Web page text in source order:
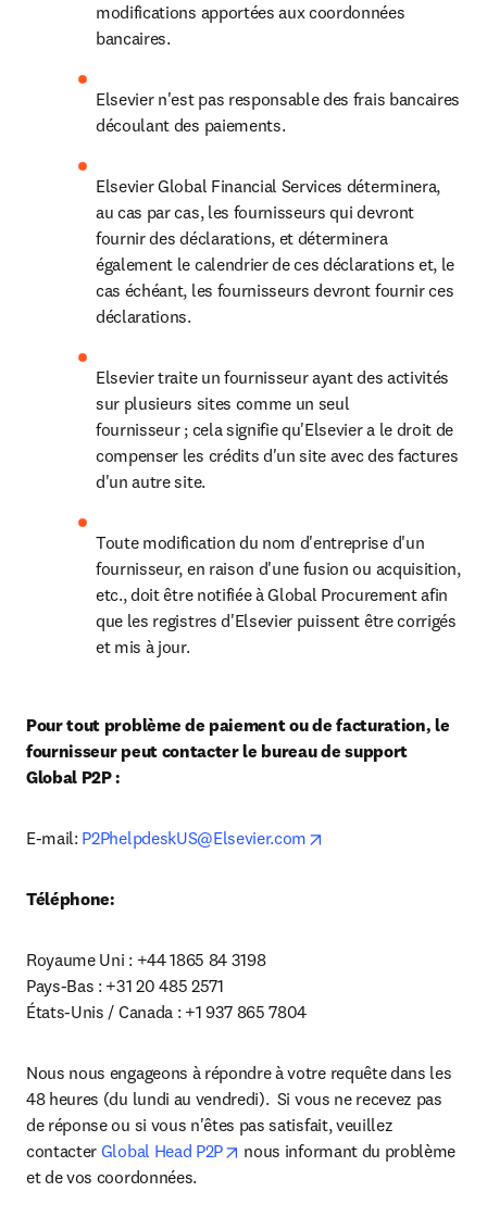
modifications apportées aux coordonnées
bancaires.
Elsevier n'est pas responsable des frais bancaires
découlant des paiements.
Elsevier Global Financial Services déterminera,
au cas par cas, les fournisseurs qui devront
fournir des déclarations, et déterminera
également le calendrier de ces déclarations et, le
cas échéant, les fournisseurs devront fournir ces
déclarations.
Elsevier traite un fournisseur ayant des activités
sur plusieurs sites comme un seul
fournisseur ; cela signifie qu'Elsevier a le droit de
compenser les crédits d'un site avec des factures
d'un autre site.
Toute modification du nom d'entreprise d'un
fournisseur, en raison d'une fusion ou acquisition,
etc., doit être notifiée à Global Procurement afin
que les registres d'Elsevier puissent être corrigés
et mis à jour.
Pour tout problème de paiement ou de facturation, le
fournisseur peut contacter le bureau de support
Global P2P :
E-mail: P2PhelpdeskUS@Elsevier.com
Téléphone:
Royaume Uni : +44 1865 84 3198
Pays-Bas : +31 20 485 2571
États-Unis / Canada : +1 937 865 7804
Nous nous engageons à répondre à votre requête dans les
48 heures (du lundi au vendredi).  Si vous ne recevez pas
de réponse ou si vous n'êtes pas satisfait, veuillez
contacter Global Head P2P opens in new tab/window
nous informant du problème
et de vos coordonnées.